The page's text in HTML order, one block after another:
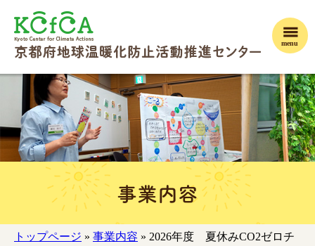
menu
事業内容
トップページ » 事業内容 » 2026年度 夏休みCO2ゼロチ